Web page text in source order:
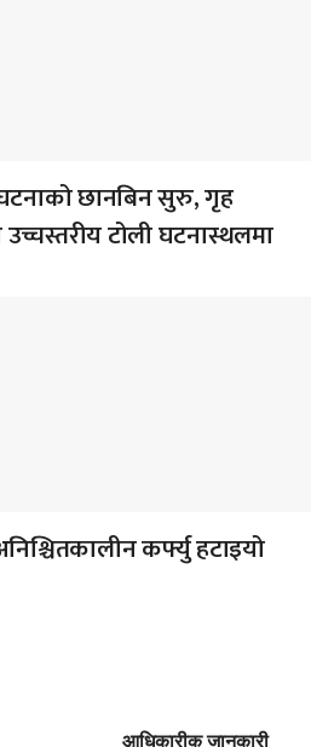
छानबिन सुरु, गृह
उच्चस्तरीय टोली घटनास्थलमा
कर्फ्यु हटाइयो
आधिकारीक जानकारी